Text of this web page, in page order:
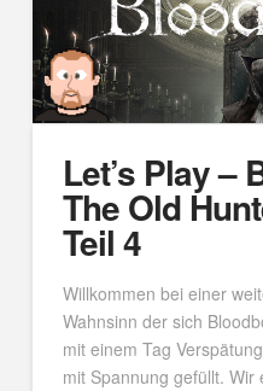
Let’s Play –
The Old
Teil 4
Willkommen bei einer
Wahnsinn der sich
mit einem Tag
mit Spannung gefüllt.